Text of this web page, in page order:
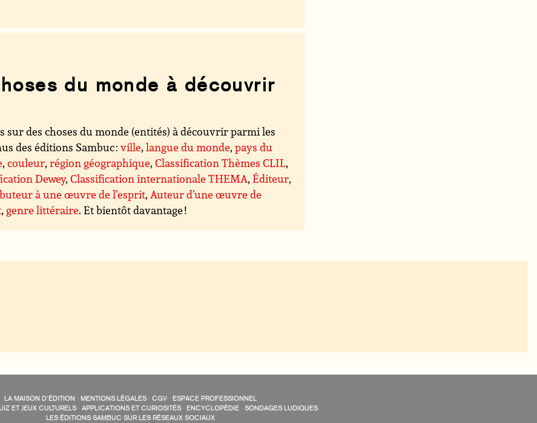
du monde à découvrir
sur des choses du monde (entités) à découvrir parmi les
des éditions Sambuc :ville,langue du monde,pays du
,couleur,région géographique,Classification Thèmes CLIL,
Dewey,Classification internationale THEMA,Éditeur,
à une œuvre de l’esprit, Auteur d’une œuvre de
, genre littéraire. Et bientôt davantage !
LA MAISON D’ÉDITION · MENTIONS LÉGALES· CGV· ESPACE PROFESSIONNEL
ET JEUX CULTURELS · APPLICATIONS ET CURIOSITÉS · ENCYCLOPÉDIE · SONDAGES LUDIQUES
LES ÉDITIONS SAMBUC SUR LES RÉSEAUX SOCIAUX